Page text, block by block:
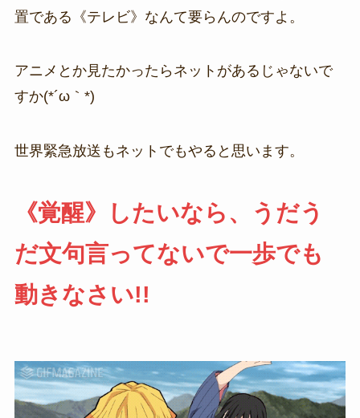
置である《テレビ》なんて要らんのですよ。
アニメとか見たかったらネットがあるじゃないで
すか(*´ω｀*)
世界緊急放送もネットでもやると思います。
《覚醒》したいなら、うだう
だ文句言ってないで一歩でも
動きなさい!!